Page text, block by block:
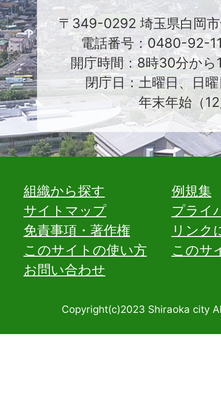
〒349-0292 埼玉県白岡
電話番号：0480-92-
開庁時間：8時30分から
閉庁日：土曜日、日
年末年始（
組織から探す
例規集
サイトマップ
プライ
免責事項・著作権
リンク
このサイトの使い方
このサ
お問い合わせ
Copyright(c)2023 Shiraoka city